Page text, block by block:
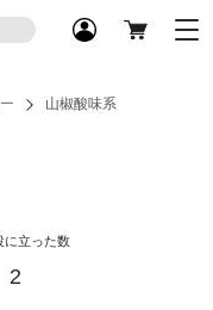
山椒酸味系
に立った数
2